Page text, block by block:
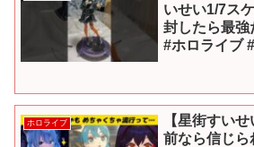
いせい1/7ス
封したら最
#ホロライブ
ホロライブ
【星街すい
前なら信じら